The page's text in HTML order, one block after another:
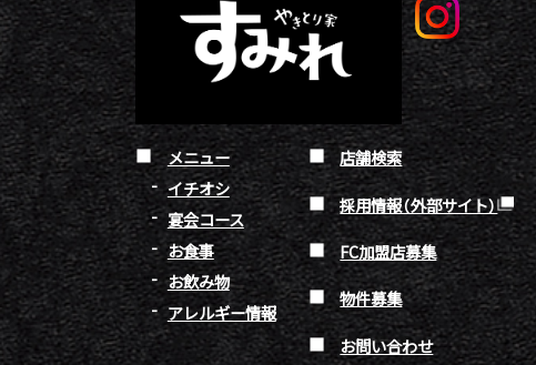
メニュー
イチオシ
宴会コース
お食事
お飲み物
アレルギー情報
店舗検索
採用情報（外部サイト）
FC加盟店募集
物件募集
お問い合わせ